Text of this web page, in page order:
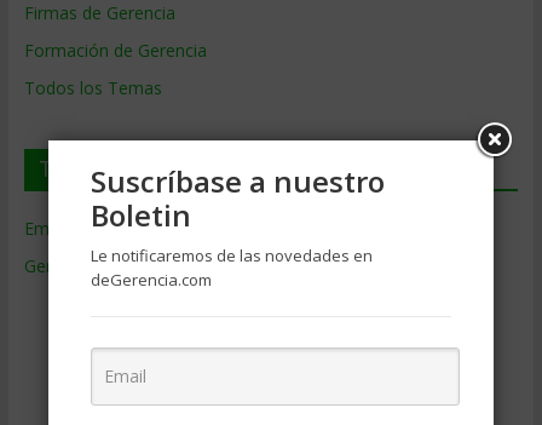
Firmas de Gerencia
Formación de Gerencia
Todos los Temas
Temas de Gerencia
Empresas de Gerencia
Gerencia(9.477)
Educacion Gerencial
Estrategia Empresarial(304)
Suscríbase a nuestro
Boletin
Le notificaremos de las novedades en
deGerencia.com